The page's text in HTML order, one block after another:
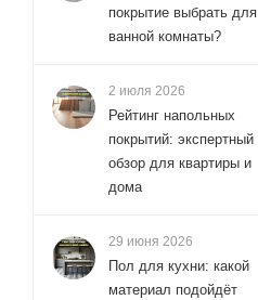
Vitra (5)
Wasserkraft (33)
WesnaArt ( 3)
Wonzon & Woghand (56)
покрытие выбрать для
ванной комнаты?
2 июля 2026
Рейтинг напольных
покрытий: экспертный
обзор для квартиры и
дома
29 июня 2026
Пол для кухни: какой
материал подойдёт